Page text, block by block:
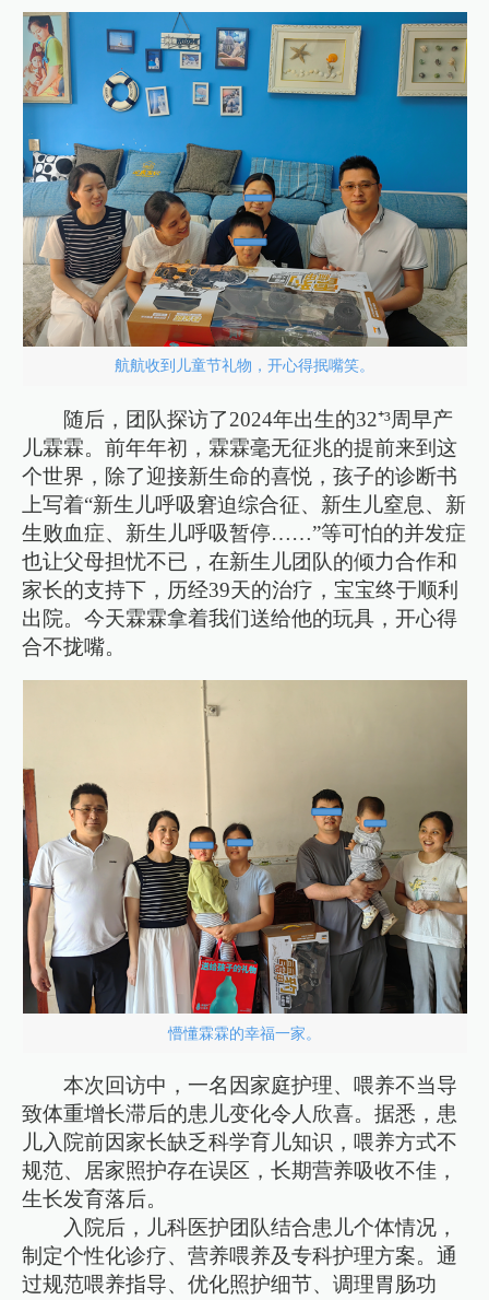
航航收到儿童节礼物，开心得抿嘴笑。
随后，团队探访了2024年出生的32⁺³周早产
儿霖霖。前年年初，霖霖毫无征兆的提前来到这
个世界，除了迎接新生命的喜悦，孩子的诊断书
上写着“新生儿呼吸窘迫综合征、新生儿窒息、新
生败血症、新生儿呼吸暂停……”等可怕的并发症
也让父母担忧不已，在新生儿团队的倾力合作和
家长的支持下，历经39天的治疗，宝宝终于顺利
出院。今天霖霖拿着我们送给他的玩具，开心得
合不拢嘴。
懵懂霖霖的幸福一家。
本次回访中，一名因家庭护理、喂养不当导
致体重增长滞后的患儿变化令人欣喜。据悉，患
儿入院前因家长缺乏科学育儿知识，喂养方式不
规范、居家照护存在误区，长期营养吸收不佳，
生长发育落后。
入院后，儿科医护团队结合患儿个体情况，
制定个性化诊疗、营养喂养及专科护理方案。通
过规范喂养指导、优化照护细节、调理胃肠功